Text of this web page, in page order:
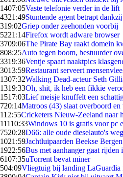
1407:05Vaste telefonie verder in de lift
4321:49Stuntende agent betrapt
319:02Griep onder zeehonden voorbij
5221:14Firefox wordt adware browser
3709:06The Pirate Bay raakt domein
808:25Auto tegen boom, bestuurder
3319:36Ventje spaart naaktpics
3013:59Restaurant serveert
1307:32Walking Dead-acteur Seth
1319:33Oh, shit, ik heb een fikkie
1517:03Lief meisje knuffelt een
720:14Matroos (43) slaat overboord
112:55Cricketers Nieuw-Zeeland naar
11110:33Windows 10 is gratis voor pc
7520:28D66: alle oude dieselauto's
1021:59Jachtluipaarden Beekse
1922:56Bus met aanhanger gaat rijden
6107:35uTorrent bevat miner
504:09Vliegtuig bij landing LaGuardia